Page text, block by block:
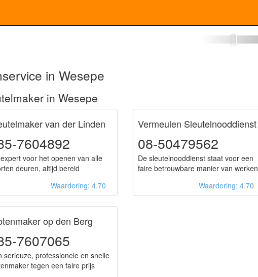
in Wesepe
in Wesepe
van der Linden
7604892
voor het openen van alle
deuren, altijd bereid
Waardering: 4.70
Vermeulen Sleutelnooddienst
08-50479562
De sleutelnooddienst staat voor een
faire betrouwbare manier van werken
Waardering: 4.70
op den Berg
7607065
serieuze, professionele en snelle
tegen een faire prijs